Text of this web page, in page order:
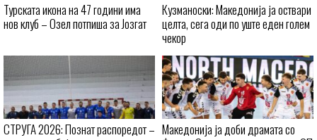
Турската икона на 47 години има
нов клуб – Озел потпиша за Јозгат
Кузманоски: Македонија ја оствари
целта, сега оди по уште еден голем
чекор
СТРУГА 2026: Познат распоредот – Македонија ја доби драмата со